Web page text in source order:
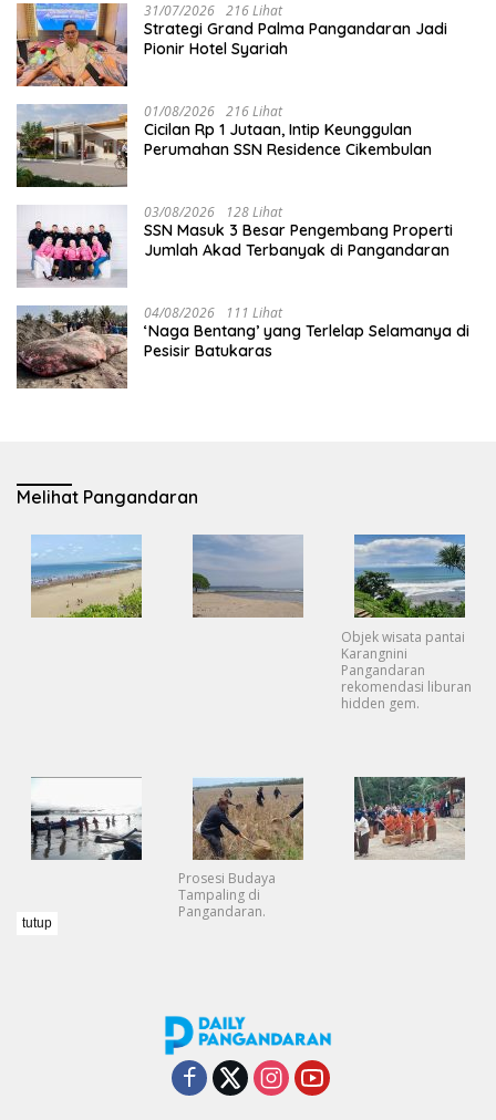
31/07/2026 216 Lihat
Strategi Grand Palma Pangandaran Jadi
Pionir Hotel Syariah
01/08/2026 216 Lihat
Cicilan Rp 1 Jutaan, Intip Keunggulan
Perumahan SSN Residence Cikembulan
03/08/2026 128 Lihat
SSN Masuk 3 Besar Pengembang Properti
Jumlah Akad Terbanyak di Pangandaran
04/08/2026 111 Lihat
‘Naga Bentang’ yang Terlelap Selamanya di
Pesisir Batukaras
Melihat Pangandaran
Objek wisata pantai
Karangnini
Pangandaran
rekomendasi liburan
hidden gem.
Prosesi Budaya
Tampaling di
Pangandaran.
tutup